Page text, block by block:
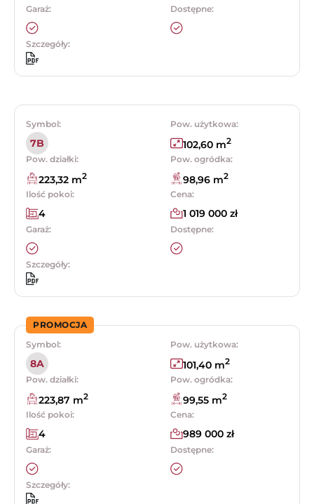
Garaż: Dostępne:
Szczegóły:
Symbol:
7B
Pow. użytkowa:
102,60 m2
Pow. działki:
223,32 m2
Pow. ogródka:
98,96 m2
Ilość pokoi:
4
Cena:
1 019 000 zł
Garaż: Dostępne:
Szczegóły:
PROMOCJA
Symbol:
8A
Pow. użytkowa:
101,40 m2
Pow. działki:
223,87 m2
Pow. ogródka:
99,55 m2
Ilość pokoi:
4
Cena:
989 000 zł
Garaż: Dostępne:
Szczegóły: